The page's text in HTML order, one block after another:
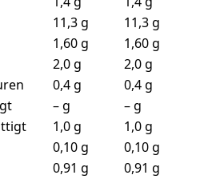
11,3 g
11,3 g
1,60 g
1,60 g
2,0 g
2,0 g
0,4 g
0,4 g
– g
– g
1,0 g
1,0 g
0,10 g
0,10 g
0,91 g
0,91 g